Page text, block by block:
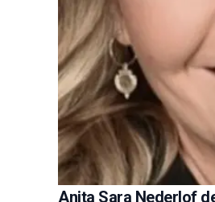
Anita Sara Nederlof